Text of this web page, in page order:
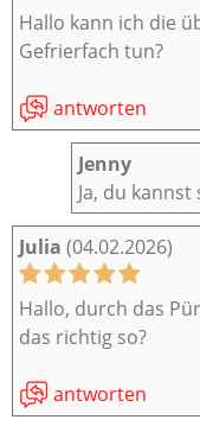
Hallo kann ich die
Gefrierfach tun?
antworten
Jenny
Ja, du
Julia (04.02.2026)
Hallo, durch das
das richtig so?
antworten